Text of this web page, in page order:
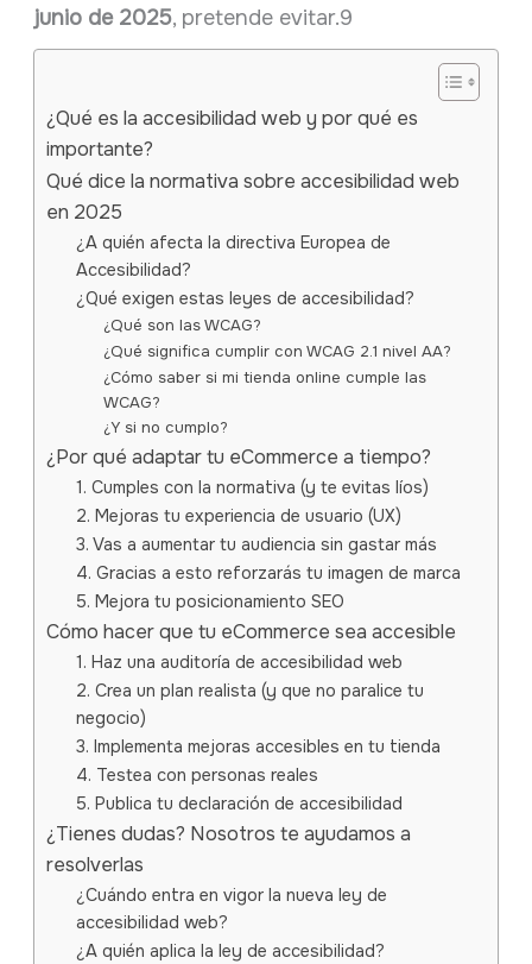
junio de 2025, pretende evitar.9
¿Qué es la accesibilidad web y por qué es
importante?
Qué dice la normativa sobre accesibilidad web
en 2025
¿A quién afecta la directiva Europea de
Accesibilidad?
¿Qué exigen estas leyes de accesibilidad?
¿Qué son las WCAG?
¿Qué significa cumplir con WCAG 2.1 nivel AA?
¿Cómo saber si mi tienda online cumple las
WCAG?
¿Y si no cumplo?
¿Por qué adaptar tu eCommerce a tiempo?
1. Cumples con la normativa (y te evitas líos)
2. Mejoras tu experiencia de usuario (UX)
3. Vas a aumentar tu audiencia sin gastar más
4. Gracias a esto reforzarás tu imagen de marca
5. Mejora tu posicionamiento SEO
Cómo hacer que tu eCommerce sea accesible
1. Haz una auditoría de accesibilidad web
2. Crea un plan realista (y que no paralice tu
negocio)
3. Implementa mejoras accesibles en tu tienda
4. Testea con personas reales
5. Publica tu declaración de accesibilidad
¿Tienes dudas? Nosotros te ayudamos a
resolverlas
¿Cuándo entra en vigor la nueva ley de
accesibilidad web?
¿A quién aplica la ley de accesibilidad?